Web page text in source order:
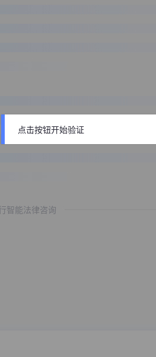
智能法律咨询
点击按钮开始验证